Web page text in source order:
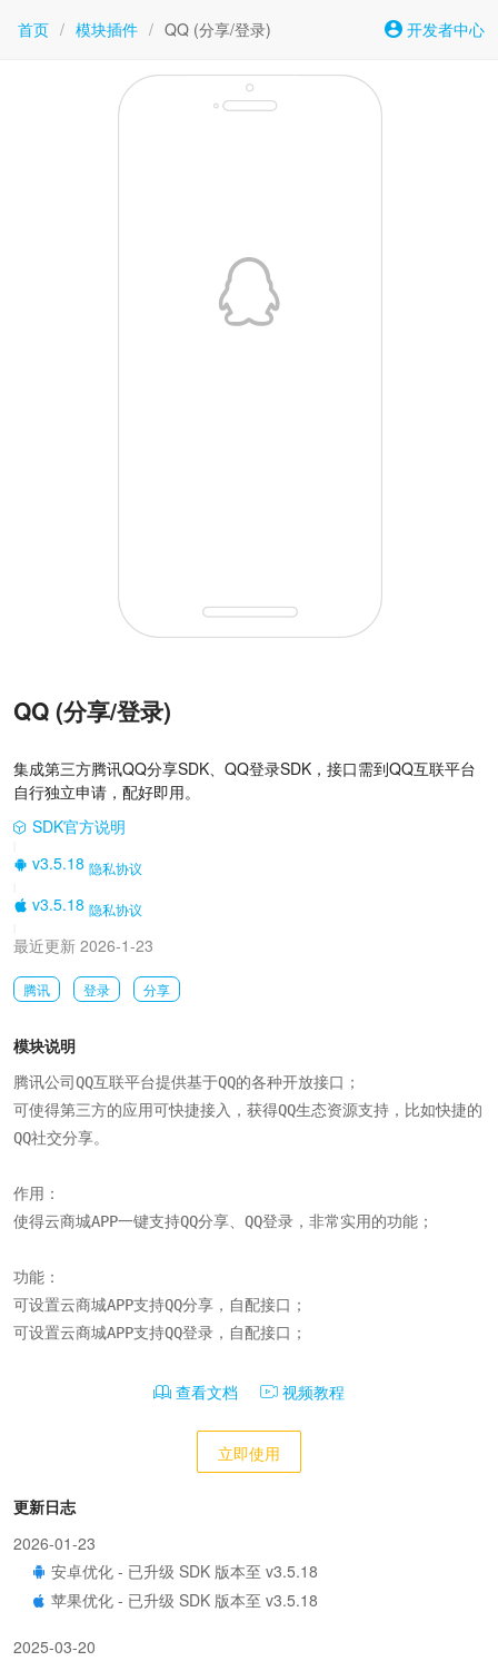
首页 / 模块插件 / QQ (分享/登录) 开发者中心
QQ (分享/登录)
集成第三方腾讯QQ分享SDK、QQ登录SDK，接口需到QQ互联平台
自行独立申请，配好即用。
SDK官方说明
v3.5.18 隐私协议
v3.5.18 隐私协议
最近更新 2026-1-23
腾讯 登录 分享
模块说明
腾讯公司QQ互联平台提供基于QQ的各种开放接口；
可使得第三方的应用可快捷接入，获得QQ生态资源支持，比如快捷的
QQ社交分享。
作用：
使得云商城APP一键支持QQ分享、QQ登录，非常实用的功能；
功能：
可设置云商城APP支持QQ分享，自配接口；
可设置云商城APP支持QQ登录，自配接口；
查看文档 视频教程
立即使用
更新日志
2026-01-23
安卓优化 - 已升级 SDK 版本至 v3.5.18
苹果优化 - 已升级 SDK 版本至 v3.5.18
2025-03-20